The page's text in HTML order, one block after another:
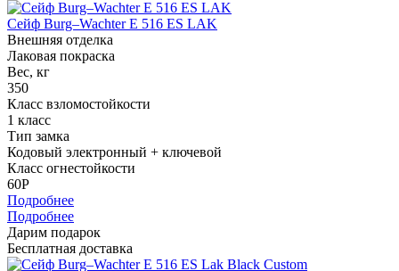
Сейф Burg–Wachter E 516 ES LAK
Внешняя отделка
Лаковая покраска
Вес, кг
350
Класс взломостойкости
1 класс
Тип замка
Кодовый электронный + ключевой
Класс огнестойкости
60P
Подробнее
Подробнее
Дарим подарок
Бесплатная доставка